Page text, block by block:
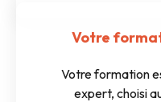
Votre
Votre formation
expert, choisi